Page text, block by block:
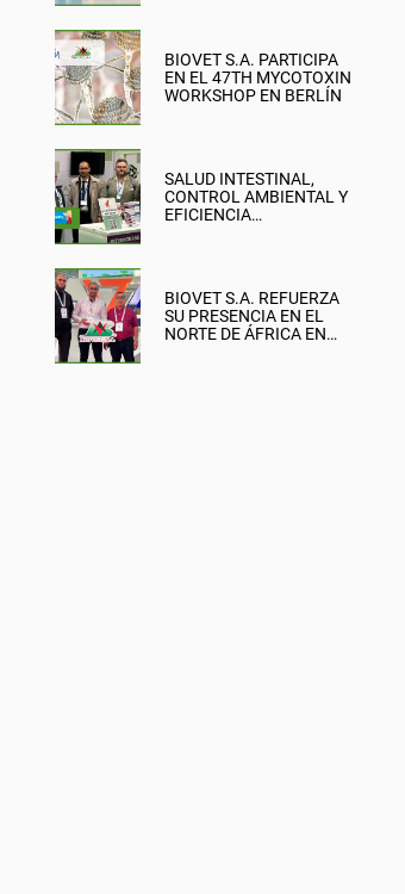
BIOVET S.A. PARTICIPA
EN EL 47TH MYCOTOXIN
WORKSHOP EN BERLÍN
SALUD INTESTINAL,
CONTROL AMBIENTAL Y
EFICIENCIA
BIOVET S.A. REFUERZA
SU PRESENCIA EN EL
NORTE DE ÁFRICA EN